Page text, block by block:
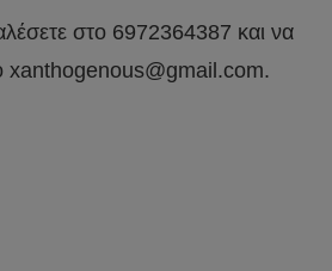
στο 6972364387 και να
xanthogenous@gmail.com.